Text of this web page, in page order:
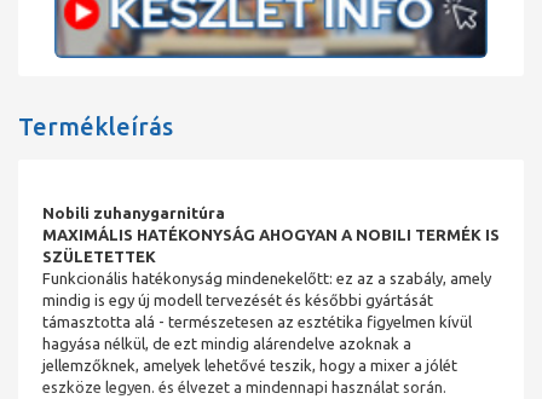
Termékleírás
Nobili zuhanygarnitúra
MAXIMÁLIS HATÉKONYSÁG AHOGYAN A NOBILI TERMÉK IS
SZÜLETETTEK
Funkcionális hatékonyság mindenekelőtt: ez az a szabály, amely
mindig is egy új modell tervezését és későbbi gyártását
támasztotta alá - természetesen az esztétika figyelmen kívül
hagyása nélkül, de ezt mindig alárendelve azoknak a
jellemzőknek, amelyek lehetővé teszik, hogy a mixer a jólét
eszköze legyen. és élvezet a mindennapi használat során.